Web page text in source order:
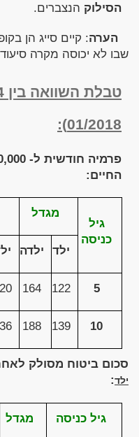
הסילוק הנצברים.
הערה: קיים סייג הן
שבו לא יכוסה מקרה
01/2018):
החיים:
גיל
כניסה
מגדל
ילד ילדה
5
122
164
10
139
188
סכום ביטוח מסולק לאחר 25 שנה (מגיל
ילד:
גיל כניסה מגדל